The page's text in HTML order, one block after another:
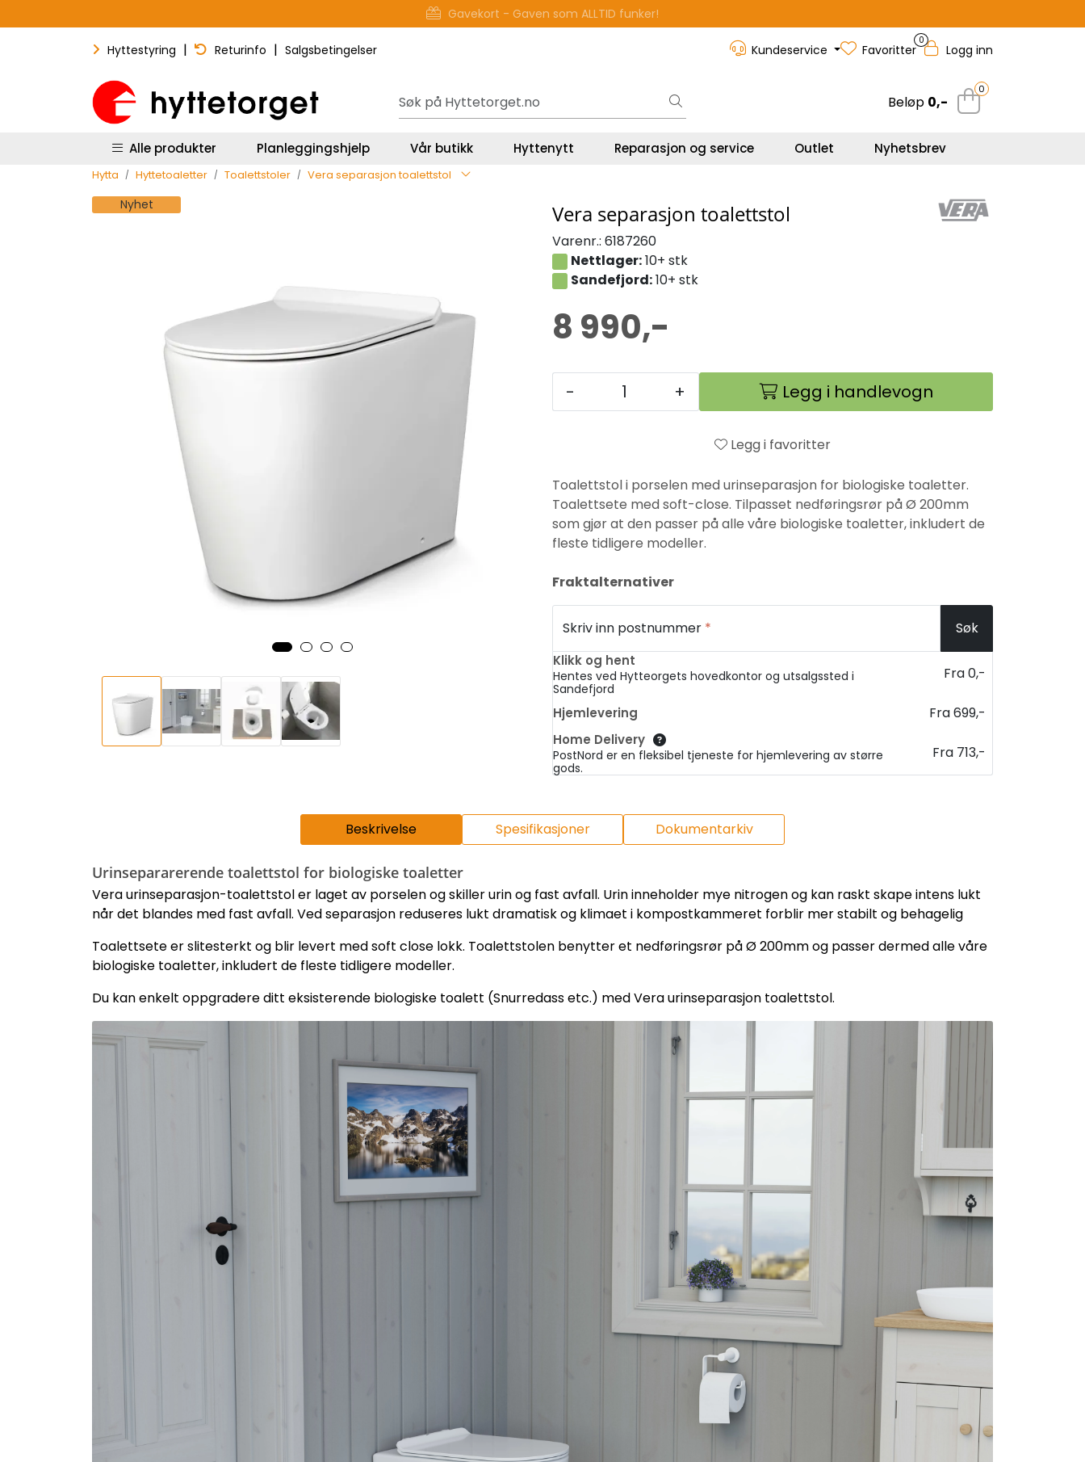
Gavekort - Gaven som ALLTID funker!
Hyttestyring | Returinfo | Salgsbetingelser Kundeservice
0
Favoritter Logg inn
Beløp 0,-
0
Alle produkter Planleggingshjelp Vår butikk Hyttenytt Reparasjon og service Outlet Nyhetsbrev
Hytta Hyttetoaletter Toalettstoler Vera separasjon toalettstol
Nyhet Vera separasjon toalettstol
Varenr.: 6187260
Nettlager:10+ stk
Sandefjord:10+ stk
8 990,-
- + Legg i handlevogn
Legg i favoritter
Toalettstol i porselen med urinseparasjon for biologiske toaletter.
Toalettsete med soft-close. Tilpasset nedføringsrør på Ø 200mm
som gjør at den passer på alle våre biologiske toaletter, inkludert de
fleste tidligere modeller.
Fraktalternativer
Skriv inn postnummer * Søk
Klikk og hent
Hentes ved Hytteorgets hovedkontor og utsalgssted i
Sandefjord
Fra 0,-
Hjemlevering Fra 699,-
Home Delivery
PostNord er en fleksibel tjeneste for hjemlevering av større
gods.
Fra 713,-
Beskrivelse Spesifikasjoner Dokumentarkiv
Urinsepararerende toalettstol for biologiske toaletter
Vera urinseparasjon-toalettstol er laget av porselen og skiller urin og fast avfall. Urin inneholder mye nitrogen og kan raskt skape intens lukt
når det blandes med fast avfall. Ved separasjon reduseres lukt dramatisk og klimaet i kompostkammeret forblir mer stabilt og behagelig
Toalettsete er slitesterkt og blir levert med soft close lokk. Toalettstolen benytter et nedføringsrør på Ø 200mm og passer dermed alle våre
biologiske toaletter, inkludert de fleste tidligere modeller.
Du kan enkelt oppgradere ditt eksisterende biologiske toalett (Snurredass etc.) med Vera urinseparasjon toalettstol.